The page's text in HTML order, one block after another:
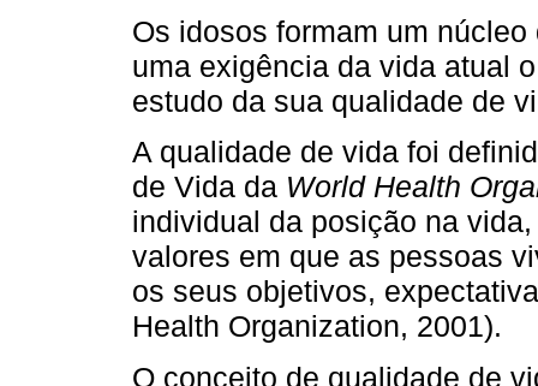
Os idosos formam um
uma exigência da vida atual
estudo da sua qualidade de
A qualidade de vida foi
de Vida da World Health
individual da posição na
valores em que as pessoas
os seus objetivos,
Health Organization, 2001).
O conceito de qualidade de